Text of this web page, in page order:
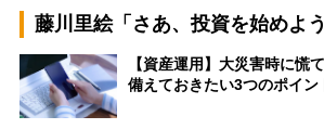
藤川里絵「さあ、投資を始めよう
【資産運用】大災害時に慌
備えておきたい3つのポイ